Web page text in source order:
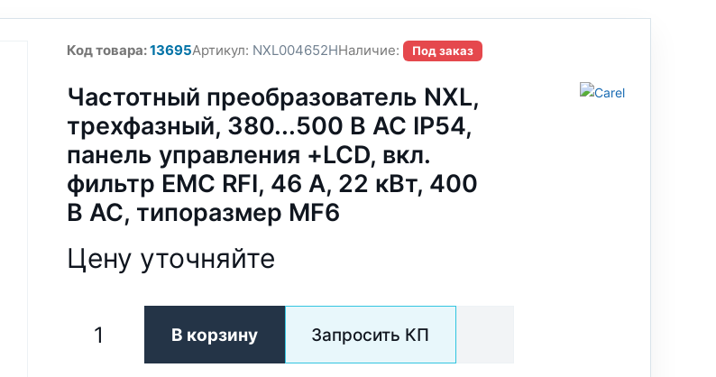
Код товара:13695Артикул: NXL004652HНаличие: Под заказ
Частотный преобразователь NXL,
трехфазный, 380...500 В АС IP54,
панель управления +LCD, вкл.
фильтр EMC RFI, 46 A, 22 кВт, 400
В AC, типоразмер MF6
Цену уточняйте
В корзину Запросить КП